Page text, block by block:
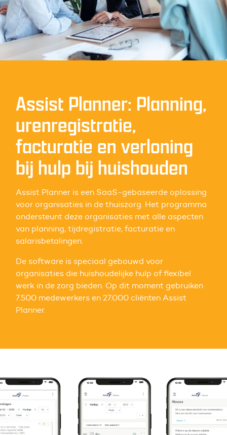
Assist Planner: Planning,
urenregistratie,
facturatie en verloning
bij hulp bij huishouden
Assist Planner is een SaaS-gebaseerde oplossing
voor organisaties in de thuiszorg. Het programma
ondersteunt deze organisaties met alle aspecten
van planning, tijdregistratie, facturatie en
salarisbetalingen.
De software is speciaal gebouwd voor
organisaties die huishoudelijke hulp of flexibel
werk in de zorg bieden. Op dit moment gebruiken
7.500 medewerkers en 27.000 cliënten Assist
Planner.